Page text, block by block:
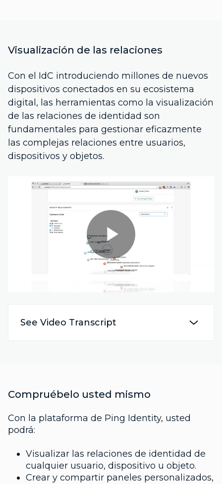
Visualización de las relaciones
Con el IdC introduciendo millones de nuevos
dispositivos conectados en su ecosistema
digital, las herramientas como la visualización
de las relaciones de identidad son
fundamentales para gestionar eficazmente
las complejas relaciones entre usuarios,
dispositivos y objetos.
Play
See Video Transcript
Compruébelo usted mismo
Con la plataforma de Ping Identity, usted
podrá:
Visualizar las relaciones de identidad de
cualquier usuario, dispositivo u objeto.
Crear y compartir paneles personalizados,